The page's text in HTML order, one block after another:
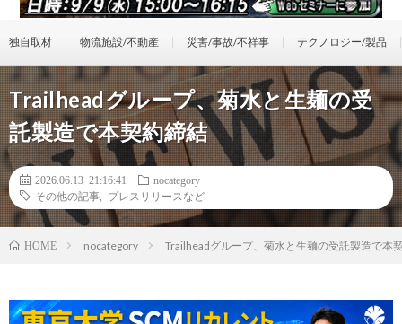
独自取材 物流施設/不動産 災害/事故/不祥事 テクノロジー/製品
Trailheadグループ、菊水と生麺の受
託製造で本契約締結
2026.06.13 21:16:41
nocategory
その他の記事
プレスリリースなど
HOME nocategory Trailheadグループ、菊水と生麺の受託製造で本